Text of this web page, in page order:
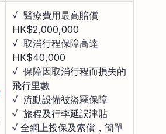
√ 醫療費用最高賠償
HK$2,000,000
√ 取消行程保障高達
HK$40,000
√ 保障因取消行程而損失的
飛行里數
√ 流動設備被盜竊保障
√ 旅程及行李延誤津貼
√ 全網上投保及索償，簡單